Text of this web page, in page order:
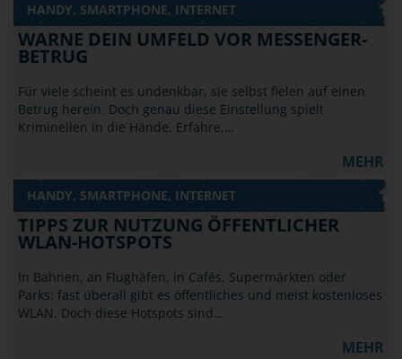
HANDY, SMARTPHONE, INTERNET
WARNE DEIN UMFELD VOR MESSENGER-
BETRUG
Für viele scheint es undenkbar, sie selbst fielen auf einen
Betrug herein. Doch genau diese Einstellung spielt
Kriminellen in die Hände. Erfahre,…
MEHR
HANDY, SMARTPHONE, INTERNET
TIPPS ZUR NUTZUNG ÖFFENTLICHER
WLAN-HOTSPOTS
In Bahnen, an Flughäfen, in Cafés, Supermärkten oder
Parks: fast überall gibt es öffentliches und meist kostenloses
WLAN. Doch diese Hotspots sind…
MEHR